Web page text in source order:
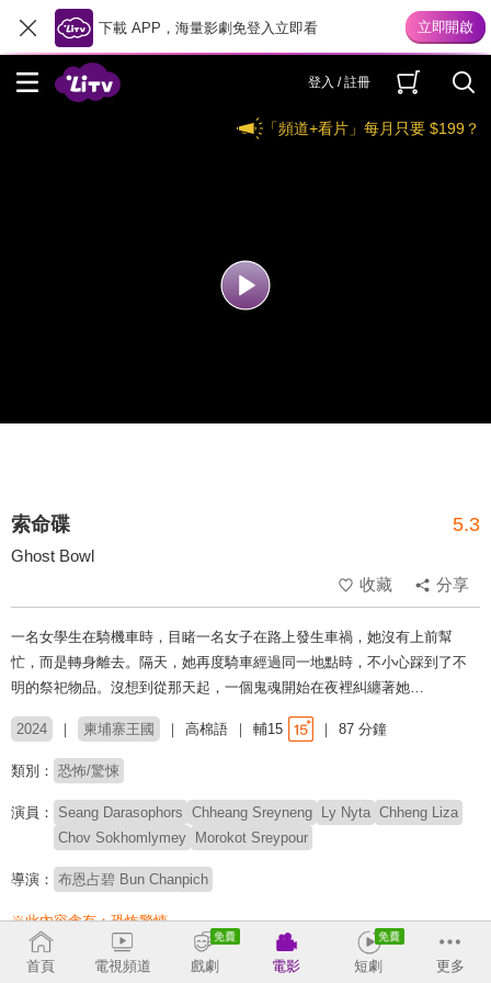
下載 APP，海量影劇免登入立即看
登入 / 註冊
「頻道+看片」每月只要 $199？
索命碟 5.3
Ghost Bowl
收藏
分享
一名女學生在騎機車時，目睹一名女子在路上發生車禍，她沒有上前幫
忙，而是轉身離去。隔天，她再度騎車經過同一地點時，不小心踩到了不
明的祭祀物品。沒想到從那天起，一個鬼魂開始在夜裡糾纏著她…
2024 柬埔寨王國 高棉語 輔15 87 分鐘
類別： 恐怖/驚悚
演員： Seang Darasophors Chheang Sreyneng Ly Nyta Chheng Liza
Chov Sokhomlymey
Morokot Sreypour
導演： 布恩占碧 Bun Chanpich
※此內容含有：恐怖驚悚
# 靈異# 巫術 # 東南亞恐怖片
首頁 電視頻道 戲劇 電影 短劇 更多